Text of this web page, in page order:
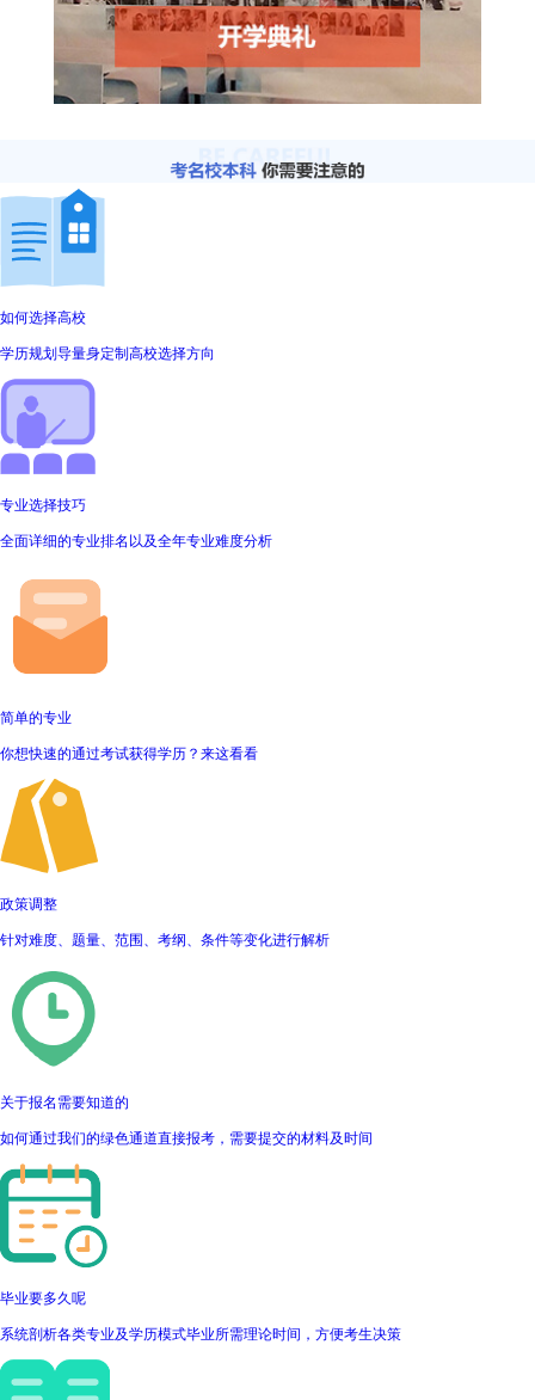
如何选择高校
学历规划导量身定制高校选择方向
专业选择技巧
全面详细的专业排名以及全年专业难度分析
简单的专业
你想快速的通过考试获得学历？来这看看
政策调整
针对难度、题量、范围、考纲、条件等变化进行解析
关于报名需要知道的
如何通过我们的绿色通道直接报考，需要提交的材料及时间
毕业要多久呢
系统剖析各类专业及学历模式毕业所需理论时间，方便考生决策